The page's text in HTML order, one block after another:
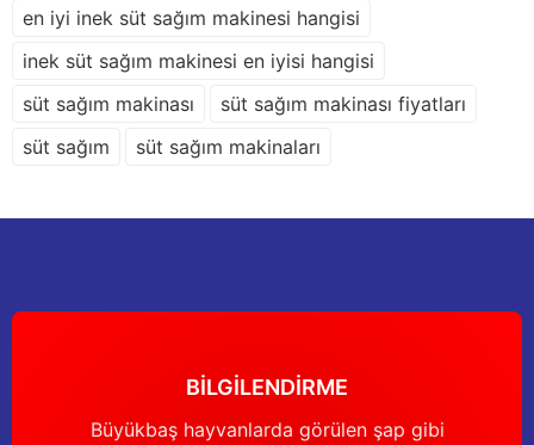
Bu ürüne benzer farklı alternatifler olmalı.
en iyi inek süt sağım makinesi hangisi
inek süt sağım makinesi en iyisi hangisi
süt sağım makinası
süt sağım makinası fiyatları
süt sağım
süt sağım makinaları
BİLGİLENDİRME
Büyükbaş hayvanlarda görülen şap gibi